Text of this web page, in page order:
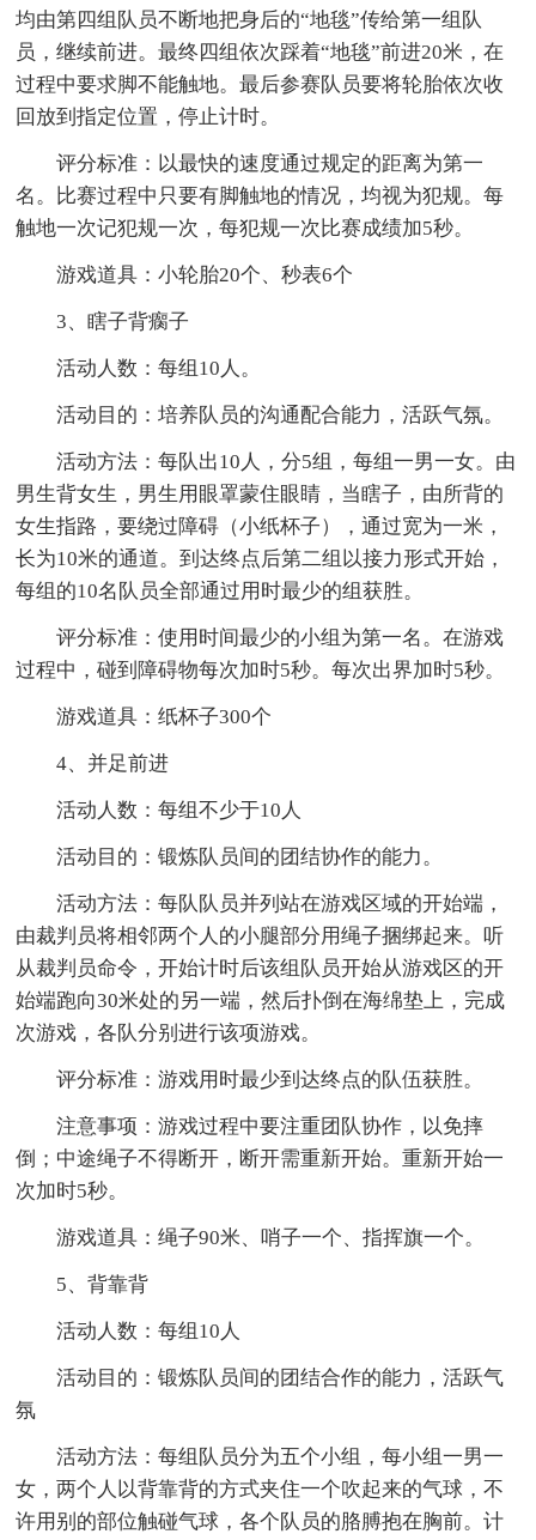
均由第四组队员不断地把身后的“地毯”传给第一组队
员，继续前进。最终四组依次踩着“地毯”前进20米，在
过程中要求脚不能触地。最后参赛队员要将轮胎依次收
回放到指定位置，停止计时。
评分标准：以最快的速度通过规定的距离为第一
名。比赛过程中只要有脚触地的情况，均视为犯规。每
触地一次记犯规一次，每犯规一次比赛成绩加5秒。
游戏道具：小轮胎20个、秒表6个
3、瞎子背瘸子
活动人数：每组10人。
活动目的：培养队员的沟通配合能力，活跃气氛。
活动方法：每队出10人，分5组，每组一男一女。由
男生背女生，男生用眼罩蒙住眼睛，当瞎子，由所背的
女生指路，要绕过障碍（小纸杯子），通过宽为一米，
长为10米的通道。到达终点后第二组以接力形式开始，
每组的10名队员全部通过用时最少的组获胜。
评分标准：使用时间最少的小组为第一名。在游戏
过程中，碰到障碍物每次加时5秒。每次出界加时5秒。
游戏道具：纸杯子300个
4、并足前进
活动人数：每组不少于10人
活动目的：锻炼队员间的团结协作的能力。
活动方法：每队队员并列站在游戏区域的开始端，
由裁判员将相邻两个人的小腿部分用绳子捆绑起来。听
从裁判员命令，开始计时后该组队员开始从游戏区的开
始端跑向30米处的另一端，然后扑倒在海绵垫上，完成
次游戏，各队分别进行该项游戏。
评分标准：游戏用时最少到达终点的队伍获胜。
注意事项：游戏过程中要注重团队协作，以免摔
倒；中途绳子不得断开，断开需重新开始。重新开始一
次加时5秒。
游戏道具：绳子90米、哨子一个、指挥旗一个。
5、背靠背
活动人数：每组10人
活动目的：锻炼队员间的团结合作的能力，活跃气
氛
活动方法：每组队员分为五个小组，每小组一男一
女，两个人以背靠背的方式夹住一个吹起来的气球，不
许用别的部位触碰气球，各个队员的胳膊抱在胸前。计